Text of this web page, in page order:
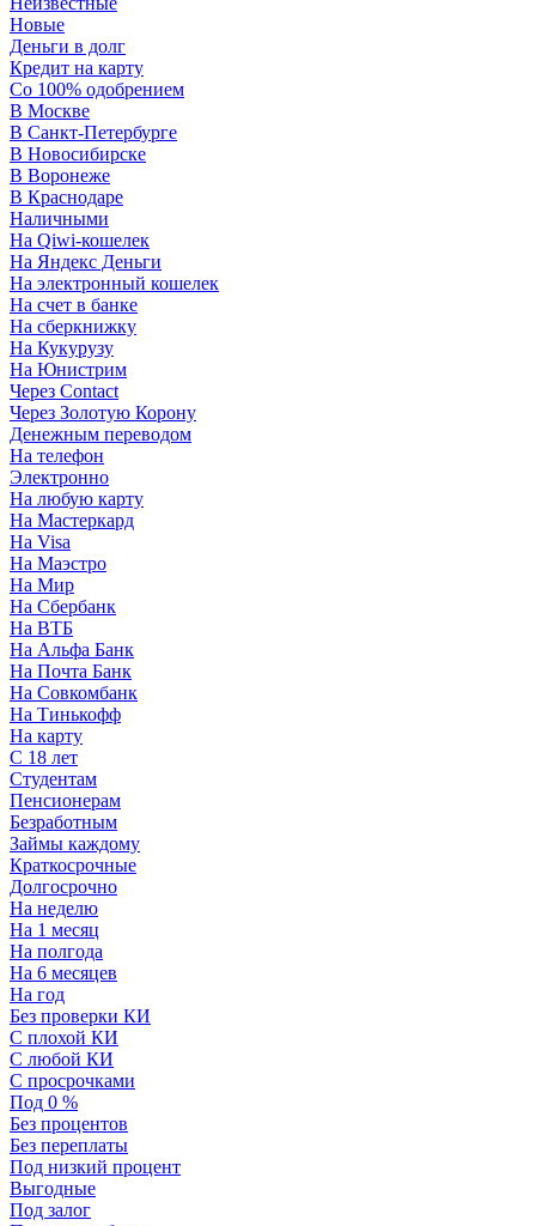
Новые
Деньги в долг
Кредит на карту
Со 100% одобрением
В Москве
В Санкт-Петербурге
В Новосибирске
В Воронеже
В Краснодаре
Наличными
На Qiwi-кошелек
На Яндекс Деньги
На электронный кошелек
На счет в банке
На сберкнижку
На Кукурузу
На Юнистрим
Через Contact
Через Золотую Корону
Денежным переводом
На телефон
Электронно
На любую карту
На Мастеркард
На Visa
На Маэстро
На Мир
На Сбербанк
На ВТБ
На Альфа Банк
На Почта Банк
На Совкомбанк
На Тинькофф
На карту
С 18 лет
Студентам
Пенсионерам
Безработным
Займы каждому
Краткосрочные
Долгосрочно
На неделю
На 1 месяц
На полгода
На 6 месяцев
На год
Без проверки КИ
С плохой КИ
С любой КИ
С просрочками
Под 0 %
Без процентов
Без переплаты
Под низкий процент
Выгодные
Под залог